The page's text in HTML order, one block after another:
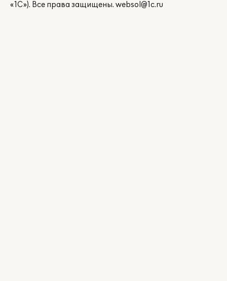
«1С»). Все права защищены. websol@1c.ru